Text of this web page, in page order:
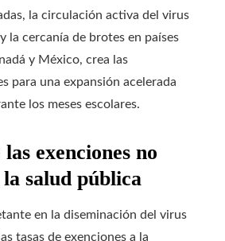
la circulación activa del virus
la cercanía de brotes en países
y México, crea las
para una expansión acelerada
los meses escolares.
exenciones no
salud pública
en la diseminación del virus
tasas de exenciones a la